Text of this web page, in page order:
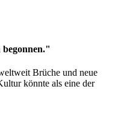
Brüche und neue
könnte als eine der